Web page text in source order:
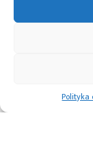
Polityka